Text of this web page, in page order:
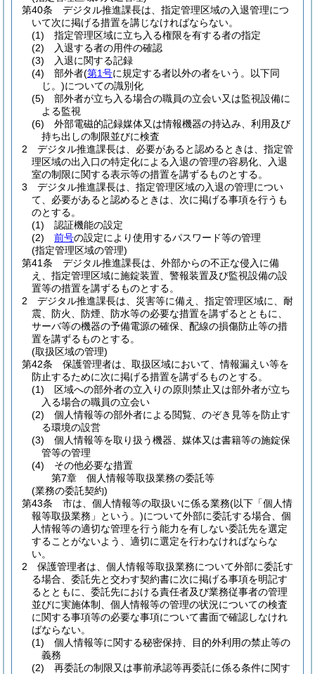
第40条
デジタル推進課長は、指定管理区域の入退管理につ
いて次に掲げる措置を講じなければならない。
(1)
指定管理区域に立ち入る権限を有する者の指定
(2)
入退する者の用件の確認
(3)
入退に関する記録
(4)
部外者(第1号に規定する者以外の者をいう。以下同
じ。)についての識別化
(5)
部外者が立ち入る場合の職員の立会い又は監視設備に
よる監視
(6)
外部電磁的記録媒体又は情報機器の持込み、利用及び
持ち出しの制限並びに検査
2
デジタル推進課長は、必要があると認めるときは、指定管
理区域の出入口の特定化による入退の管理の容易化、入退
室の制限に関する表示等の措置を講ずるものとする。
3
デジタル推進課長は、指定管理区域の入退の管理につい
て、必要があると認めるときは、次に掲げる事項を行うも
のとする。
(1)
認証機能の設定
(2)
前号の設定により使用するパスワード等の管理
(指定管理区域の管理)
第41条
デジタル推進課長は、外部からの不正な侵入に備
え、指定管理区域に施錠装置、警報装置及び監視設備の設
置等の措置を講ずるものとする。
2
デジタル推進課長は、災害等に備え、指定管理区域に、耐
震、防火、防煙、防水等の必要な措置を講ずるとともに、
サーバ等の機器の予備電源の確保、配線の損傷防止等の措
置を講ずるものとする。
(取扱区域の管理)
第42条
保護管理者は、取扱区域において、情報漏えい等を
防止するために次に掲げる措置を講ずるものとする。
(1)
区域への部外者の立入りの原則禁止又は部外者が立ち
入る場合の職員の立会い
(2)
個人情報等の部外者による閲覧、のぞき見等を防止す
る環境の設営
(3)
個人情報等を取り扱う機器、媒体又は書籍等の施錠保
管等の管理
(4)
その他必要な措置
第7章
個人情報等取扱業務の委託等
(業務の委託契約)
第43条
市は、個人情報等の取扱いに係る業務(以下「個人情
報等取扱業務」という。)について外部に委託する場合、個
人情報等の適切な管理を行う能力を有しない委託先を選定
することがないよう、適切に選定を行わなければならな
い。
2
保護管理者は、個人情報等取扱業務について外部に委託す
る場合、委託先と交わす契約書に次に掲げる事項を明記す
るとともに、委託先における責任者及び業務従事者の管理
並びに実施体制、個人情報等の管理の状況についての検査
に関する事項等の必要な事項について書面で確認しなけれ
ばならない。
(1)
個人情報等に関する秘密保持、目的外利用の禁止等の
義務
(2)
再委託の制限又は事前承認等再委託に係る条件に関す